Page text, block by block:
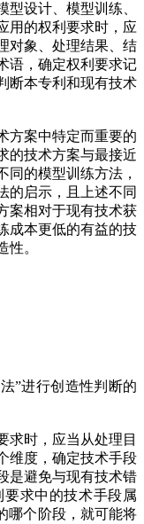
设计、模型训练、
用的权利要求时，应
对象、处理结果、结
语，确定权利要求记
断本专利和现有技术
方案中特定而重要的
的技术方案与最接近
同的模型训练方法，
的启示，且上述不同
案相对于现有技术获
成本更低的有益的技
性。
”进行创造性判断的
求时，应当从处理目
维度，确定技术手段
是避免与现有技术错
求中的技术手段属
哪个阶段，就可能将